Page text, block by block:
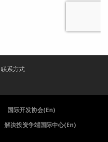
联系方式
国际开发协会(En)
解决投资争端国际中心(En)